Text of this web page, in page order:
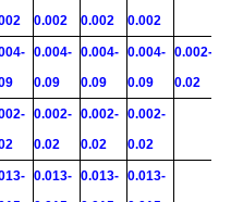
0.002
0.002
0.002
0.004-
0.09
0.004-
0.09
0.004-
0.09
0.002-
0.02
0.002-
0.02
0.002-
0.02
0.002-
0.02
0.013- 0.013- 0.013-